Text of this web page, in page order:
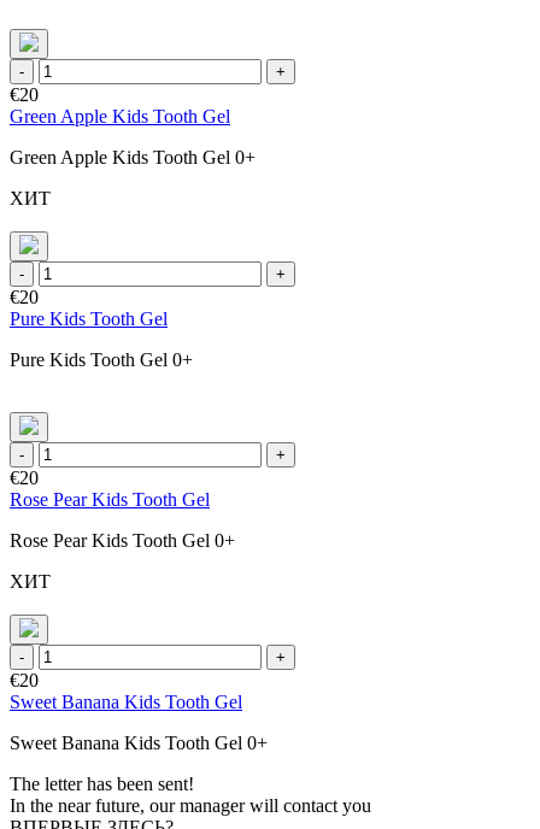
- +
€20
Green Apple Kids Tooth Gel
Green Apple Kids Tooth Gel 0+
ХИТ
- +
€20
Pure Kids Tooth Gel
Pure Kids Tooth Gel 0+
- +
€20
Rose Pear Kids Tooth Gel
Rose Pear Kids Tooth Gel 0+
ХИТ
- +
€20
Sweet Banana Kids Tooth Gel
Sweet Banana Kids Tooth Gel 0+
The letter has been sent!
In the near future, our manager will contact you